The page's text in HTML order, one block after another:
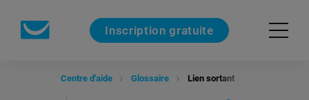
Inscription gratuite
Centre d'aide Glossaire Lien sortant